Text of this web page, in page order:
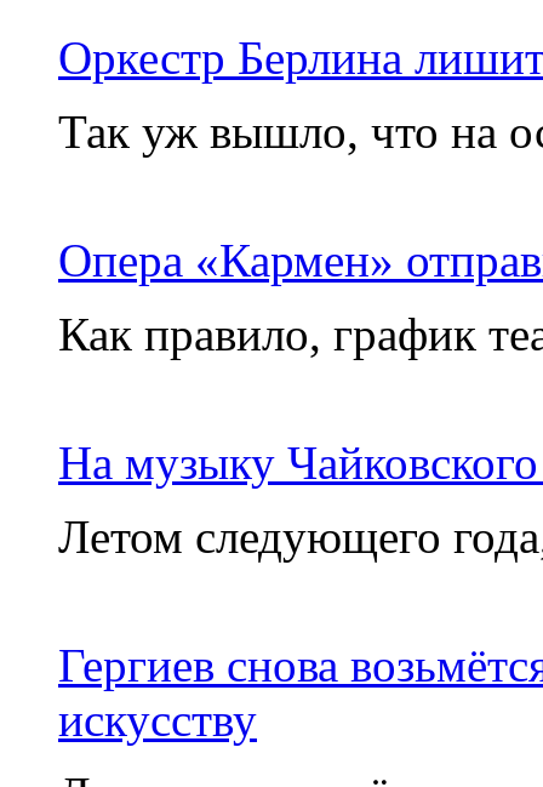
Оркестр Берлина
Так уж вышло, что на
Опера «Кармен»
Как правило, график
На музыку
Летом следующего
Гергиев снова
искусству